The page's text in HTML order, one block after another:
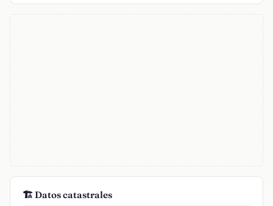
🏗️ Datos catastrales